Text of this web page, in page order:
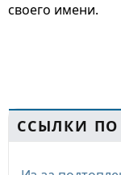
своего имени.
ССЫЛКИ ПО